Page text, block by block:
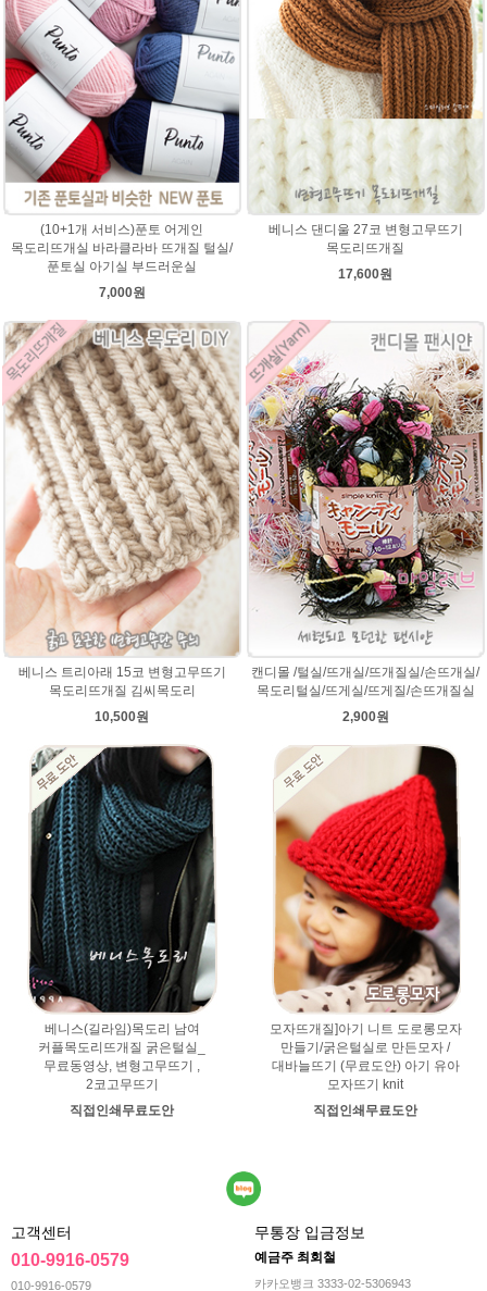
(10+1개 서비스)푼토 어게인
목도리뜨개실 바라클라바 뜨개질 털실/
푼토실 아기실 부드러운실
7,000원
베니스 댄디울 27코 변형고무뜨기
목도리뜨개질
17,600원
베니스 트리아래 15코 변형고무뜨기
목도리뜨개질 김씨목도리
10,500원
캔디몰 /털실/뜨개실/뜨개질실/손뜨개실/
목도리털실/뜨게실/뜨게질/손뜨개질실
2,900원
베니스(길라임)목도리 남여
커플목도리뜨개질 굵은털실_
무료동영상, 변형고무뜨기 ,
2코고무뜨기
직접인쇄무료도안
모자뜨개질]아기 니트 도로롱모자
만들기/굵은털실로 만든모자 /
대바늘뜨기 (무료도안) 아기 유아
모자뜨기 knit
직접인쇄무료도안
고객센터
010-9916-0579
010-9916-0579
무통장 입금정보
예금주 최회철
카카오뱅크 3333-02-5306943